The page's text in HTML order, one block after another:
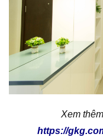
Xem
https://